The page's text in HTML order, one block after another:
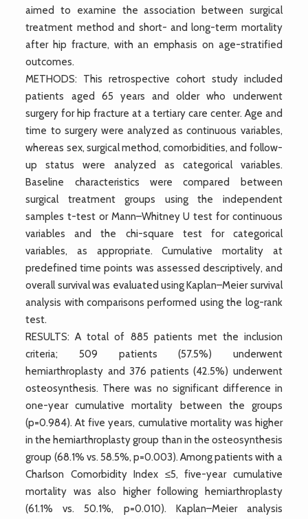
aimed to examine the association between surgical
treatment method and short- and long-term mortality
after hip fracture, with an emphasis on age-stratified
outcomes.
METHODS: This retrospective cohort study included
patients aged 65 years and older who underwent
surgery for hip fracture at a tertiary care center. Age and
time to surgery were analyzed as continuous variables,
whereas sex, surgical method, comorbidities, and follow-
up status were analyzed as categorical variables.
Baseline characteristics were compared between
surgical treatment groups using the independent
samples t-test or Mann–Whitney U test for continuous
variables and the chi-square test for categorical
variables, as appropriate. Cumulative mortality at
predefined time points was assessed descriptively, and
overall survival was evaluated using Kaplan–Meier survival
analysis with comparisons performed using the log-rank
test.
RESULTS: A total of 885 patients met the inclusion
criteria; 509 patients (57.5%) underwent
hemiarthroplasty and 376 patients (42.5%) underwent
osteosynthesis. There was no significant difference in
one-year cumulative mortality between the groups
(p=0.984). At five years, cumulative mortality was higher
in the hemiarthroplasty group than in the osteosynthesis
group (68.1% vs. 58.5%, p=0.003). Among patients with a
Charlson Comorbidity Index ≤5, five-year cumulative
mortality was also higher following hemiarthroplasty
(61.1% vs. 50.1%, p=0.010). Kaplan–Meier analysis